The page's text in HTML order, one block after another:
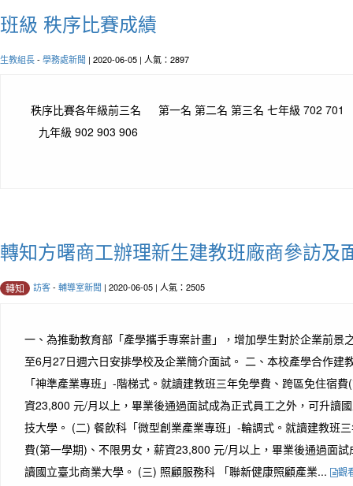
班級 秩序比賽成績
生教組長- 學務處新聞 | 2020-06-05 | 人氣：2897
秩序比賽各年級前三名 第一名 第二名 第三名 七年級 702
九年級 902 903 906
轉知方曙商工辦理新生建教班廠商參訪及
轉知 訪客- 輔導室新聞 | 2020-06-05 | 人氣：2505
一、為推動教育部「產學攜手專案計畫」，增加學生對於企業前景
至6月27日週六日安排學校及企業簡介面試。 二、本校產學合作
「神準產業專班」-階梯式。就讀建教班三年免學費、跨區免住宿
資23,800 元/月以上，畢業後通過面試成為正式員工之外，可升讀
技大學。 (二) 餐飲科「微型創業產業專班」-輪調式。就讀建教班
費(第一學期)、不限男女，薪資23,800 元/月以上，畢業後通過面
讀國立臺北商業大學。 (三) 照顧服務科 「聯新健康照顧產業...
觀